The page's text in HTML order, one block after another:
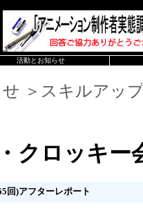
活動とお知らせ
せ ＞スキルアッ
クロッキー
回)アフターレポート